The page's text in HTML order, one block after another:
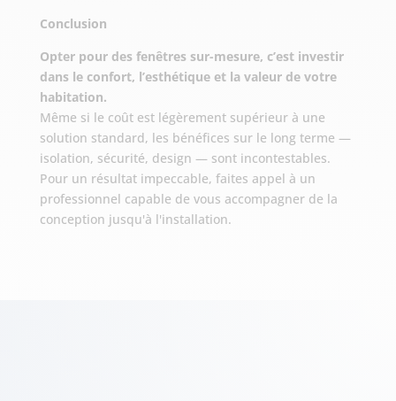
Conclusion
Opter pour des fenêtres sur-mesure, c’est investir
dans le confort, l’esthétique et la valeur de votre
habitation.
Même si le coût est légèrement supérieur à une
solution standard, les bénéfices sur le long terme —
isolation, sécurité, design — sont incontestables.
Pour un résultat impeccable, faites appel à un
professionnel capable de vous accompagner de la
conception jusqu'à l'installation.